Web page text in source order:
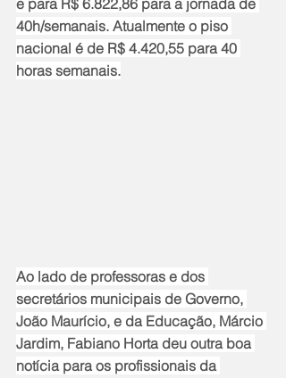
40h/semanais. Atualmente o piso
nacional é de R$ 4.420,55 para 40
horas semanais.
Ao lado de professoras e dos
secretários municipais de Governo,
João Maurício, e da Educação, Márcio
Jardim, Fabiano Horta deu outra boa
notícia para os profissionais da